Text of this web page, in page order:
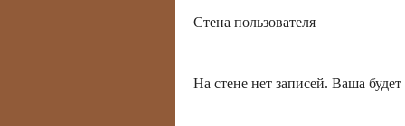
Стена пользователя
На стене нет записей. Ваша